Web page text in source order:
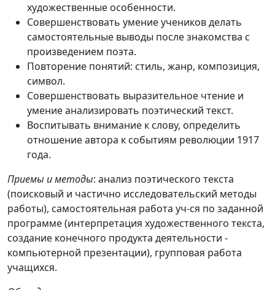
художественные особенности.
Совершенствовать умение учеников делать
самостоятельные выводы после знакомства с
произведением поэта.
Повторение понятий: стиль, жанр, композиция,
символ.
Совершенствовать выразительное чтение и
умение анализировать поэтический текст.
Воспитывать внимание к слову, определить
отношение автора к событиям революции 1917
года.
Приемы и методы: анализ поэтического текста
(поисковый и частично исследовательский методы
работы), самостоятельная работа уч-ся по заданной
программе (интерпретация художественного текста,
создание конечного продукта деятельности -
компьютерной презентации), групповая работа
учащихся.